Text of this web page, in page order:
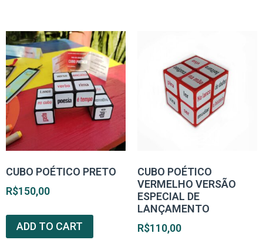
CUBO POÉTICO PRETO
R$150,00
ADD TO CART
CUBO POÉTICO
VERMELHO VERSÃO
ESPECIAL DE
LANÇAMENTO
R$110,00